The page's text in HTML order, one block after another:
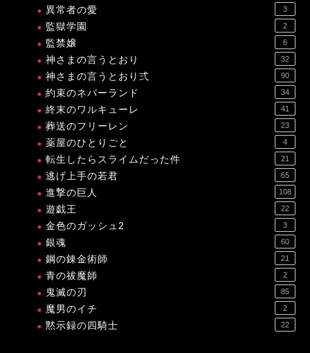
異常者の愛 3
監獄学園 2
監禁嬢 6
神さまの言うとおり 32
神さまの言うとおり弍 90
約束のネバーランド 34
終末のワルキューレ 41
葬送のフリーレン 23
薬屋のひとりごと 4
転生したらスライムだった件 21
逃げ上手の若君 65
進撃の巨人 108
遊戯王 22
金色のガッシュ2 3
銀魂 60
鋼の錬金術師 21
青の祓魔師 2
鬼滅の刃 85
魔男のイチ 2
黙示録の四騎士 22